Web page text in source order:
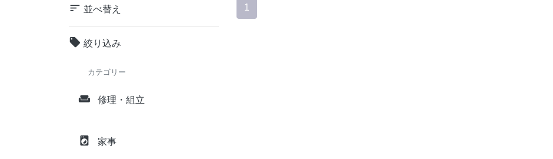
sort 並べ替え
local_offer 絞り込み
カテゴリー
weekend 修理・組立
local_laundry_service 家事
1